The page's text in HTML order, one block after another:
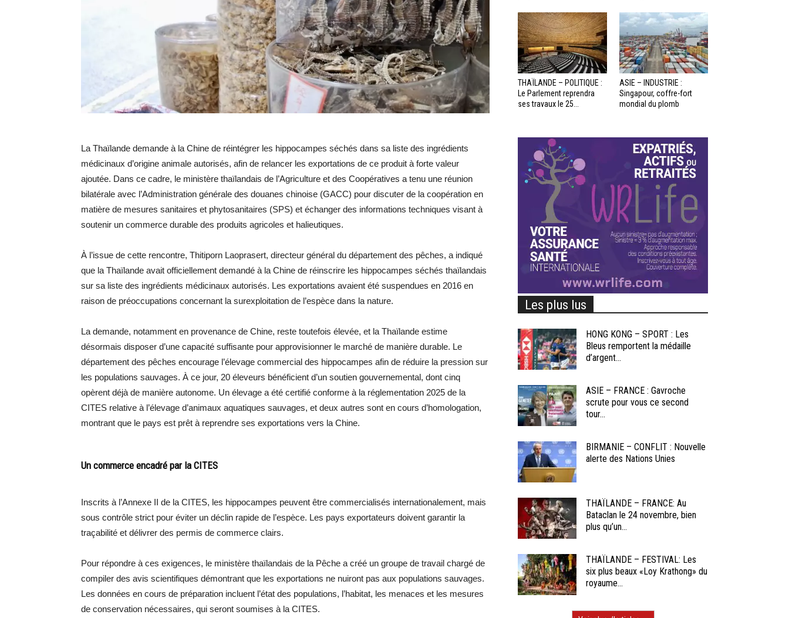
La Thaïlande demande à la Chine de réintégrer les hippocampes séchés dans sa liste des ingrédients
médicinaux d’origine animale autorisés, afin de relancer les exportations de ce produit à forte valeur
ajoutée. Dans ce cadre, le ministère thaïlandais de l’Agriculture et des Coopératives a tenu une réunion
bilatérale avec l’Administration générale des douanes chinoise (GACC) pour discuter de la coopération en
matière de mesures sanitaires et phytosanitaires (SPS) et échanger des informations techniques visant à
soutenir un commerce durable des produits agricoles et halieutiques.
À l’issue de cette rencontre, Thitiporn Laoprasert, directeur général du département des pêches, a indiqué
que la Thaïlande avait officiellement demandé à la Chine de réinscrire les hippocampes séchés thaïlandais
sur sa liste des ingrédients médicinaux autorisés. Les exportations avaient été suspendues en 2016 en
raison de préoccupations concernant la surexploitation de l’espèce dans la nature.
La demande, notamment en provenance de Chine, reste toutefois élevée, et la Thaïlande estime
désormais disposer d’une capacité suffisante pour approvisionner le marché de manière durable. Le
département des pêches encourage l’élevage commercial des hippocampes afin de réduire la pression sur
les populations sauvages. À ce jour, 20 éleveurs bénéficient d’un soutien gouvernemental, dont cinq
opèrent déjà de manière autonome. Un élevage a été certifié conforme à la réglementation 2025 de la
CITES relative à l’élevage d’animaux aquatiques sauvages, et deux autres sont en cours d’homologation,
montrant que le pays est prêt à reprendre ses exportations vers la Chine.
Un commerce encadré par la CITES
Inscrits à l’Annexe II de la CITES, les hippocampes peuvent être commercialisés internationalement, mais
sous contrôle strict pour éviter un déclin rapide de l’espèce. Les pays exportateurs doivent garantir la
traçabilité et délivrer des permis de commerce clairs.
Pour répondre à ces exigences, le ministère thaïlandais de la Pêche a créé un groupe de travail chargé de
compiler des avis scientifiques démontrant que les exportations ne nuiront pas aux populations sauvages.
Les données en cours de préparation incluent l’état des populations, l’habitat, les menaces et les mesures
de conservation nécessaires, qui seront soumises à la CITES.
THAÏLANDE – POLITIQUE :
Le Parlement reprendra
ses travaux le 25...
ASIE – INDUSTRIE :
Singapour, coffre-fort
mondial du plomb
Les plus lus
HONG KONG – SPORT : Les
Bleus remportent la médaille
d’argent...
ASIE – FRANCE : Gavroche
scrute pour vous ce second
tour...
BIRMANIE – CONFLIT : Nouvelle
alerte des Nations Unies
THAÏLANDE – FRANCE: Au
Bataclan le 24 novembre, bien
plus qu’un...
THAÏLANDE – FESTIVAL: Les
six plus beaux «Loy Krathong» du
royaume...